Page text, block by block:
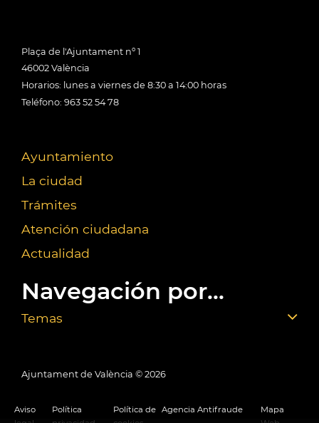
Plaça de l'Ajuntament nº 1
46002 València
Horarios: lunes a viernes de 8:30 a 14:00 horas
Teléfono: 963 52 54 78
Ayuntamiento
La ciudad
Trámites
Atención ciudadana
Actualidad
Navegación por...
Temas
Ajuntament de València © 2026
Aviso
Política
Política de Agencia Antifraude
Mapa